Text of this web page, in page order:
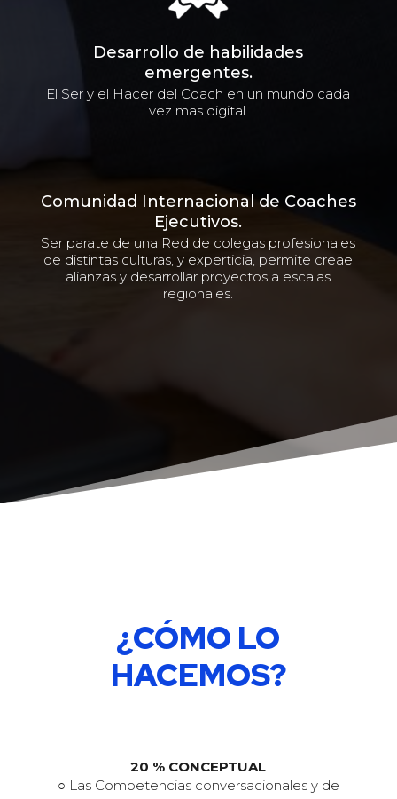
Desarrollo de habilidades
emergentes.
El Ser y el Hacer del Coach en un mundo cada
vez mas digital.
Comunidad Internacional de Coaches
Ejecutivos.
Ser parate de una Red de colegas profesionales
de distintas culturas, y experticia, permite creae
alianzas y desarrollar proyectos a escalas
regionales.
¿CÓMO LO
HACEMOS?
20 % CONCEPTUAL
○ Las Competencias conversacionales y de